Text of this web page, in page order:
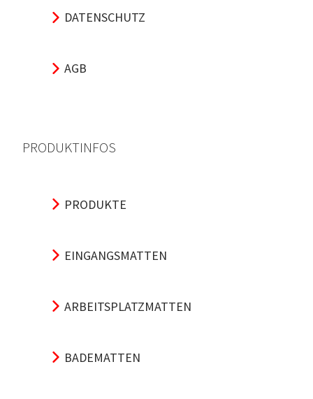
DATENSCHUTZ
AGB
PRODUKTINFOS
PRODUKTE
EINGANGSMATTEN
ARBEITSPLATZMATTEN
BADEMATTEN